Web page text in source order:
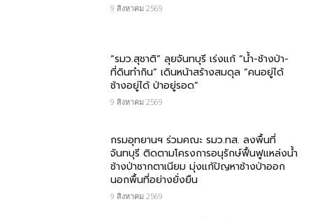
9 สิงหาคม 2569
“รมว.สุชาติ” ลุยจันทบุรี เร่งแก้ “น้ำ-ช้างป่า-
ที่ดินทำกิน” เดินหน้าสร้างสมดุล “คนอยู่ได้
ช้างอยู่ได้ ป่าอยู่รอด”
9 สิงหาคม 2569
กรมอุทยานฯ ร่วมคณะ รมว.ทส. ลงพื้นที่
จันทบุรี ติดตามโครงการอนุรักษ์ฟื้นฟูแหล่งน้ำ
ช้างป่าชากตาเนียม มุ่งแก้ปัญหาช้างป่าออก
นอกพื้นที่อย่างยั่งยืน
9 สิงหาคม 2569